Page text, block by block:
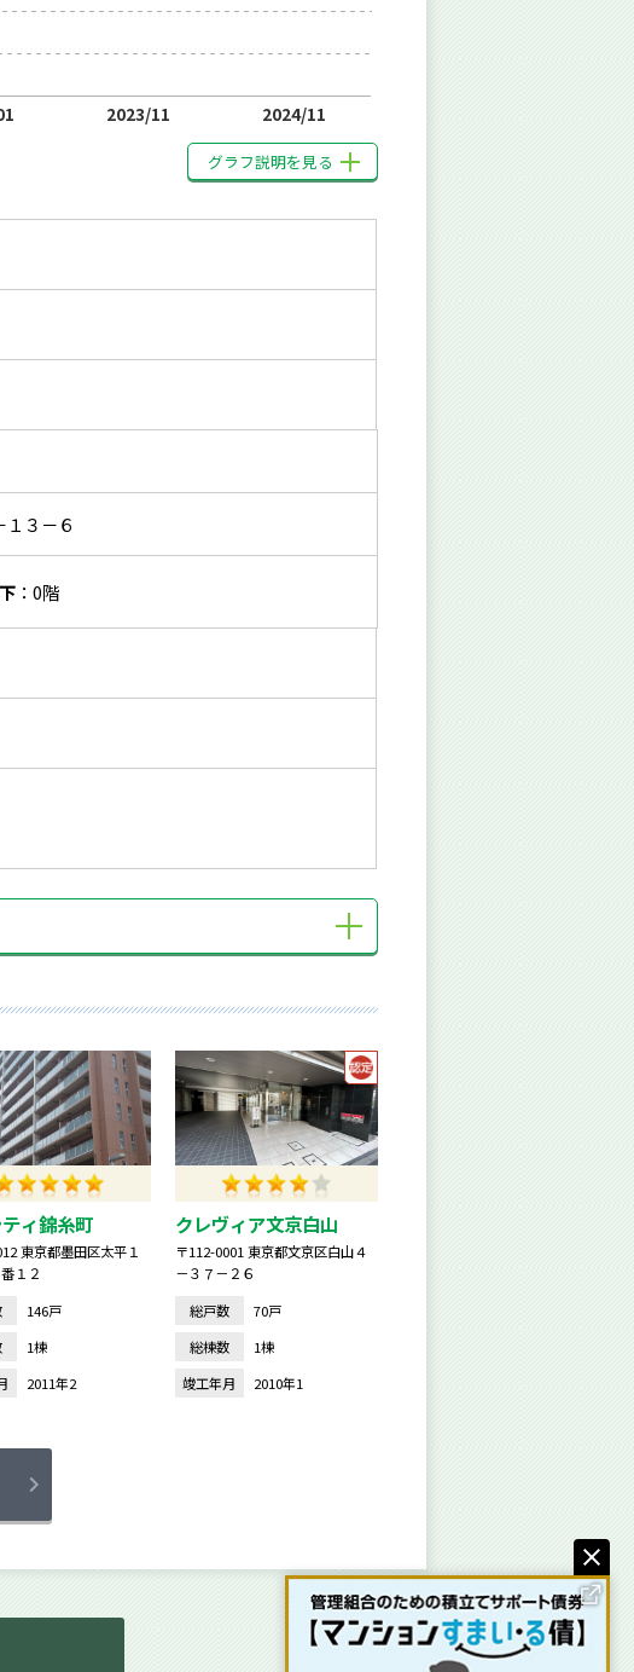
2023/11 2024/11
グラフ説明を見る
３－６
：0階
ィ錦糸町
東京都墨田区太平１
１２
146戸
1棟
2011年2
クレヴィア文京白山
〒112-0001 東京都文京区白山４
－３７－２６
総戸数
70戸
総棟数
1棟
竣工年月
2010年1